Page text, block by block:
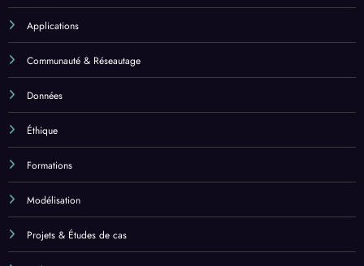
Applications
Communauté & Réseautage
Données
Éthique
Formations
Modélisation
Projets & Études de cas